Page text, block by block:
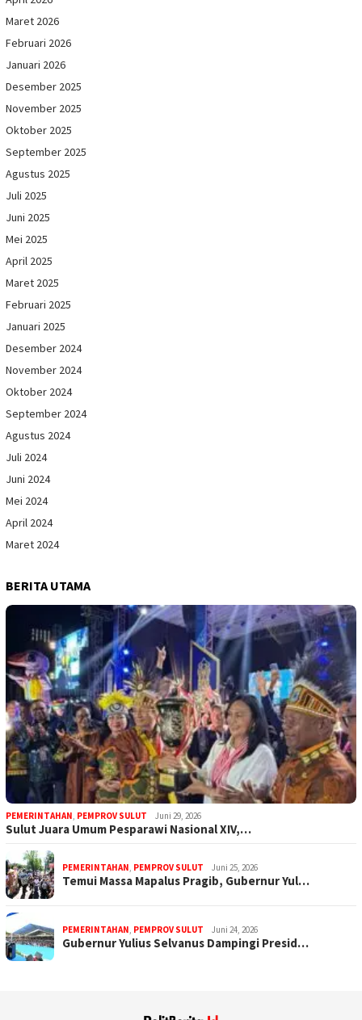
Maret 2026
Februari 2026
Januari 2026
Desember 2025
November 2025
Oktober 2025
September 2025
Agustus 2025
Juli 2025
Juni 2025
Mei 2025
April 2025
Maret 2025
Februari 2025
Januari 2025
Desember 2024
November 2024
Oktober 2024
September 2024
Agustus 2024
Juli 2024
Juni 2024
Mei 2024
April 2024
Maret 2024
BERITA UTAMA
PEMERINTAHAN, PEMPROV SULUT Juni 29, 2026
Sulut Juara Umum Pesparawi Nasional XIV,…
PEMERINTAHAN, PEMPROV SULUT Juni 25, 2026
Temui Massa Mapalus Pragib, Gubernur Yul…
PEMERINTAHAN, PEMPROV SULUT Juni 24, 2026
Gubernur Yulius Selvanus Dampingi Presid…